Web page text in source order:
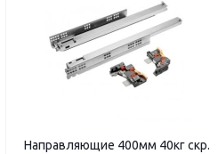
Направляющие 400мм 40кг скр.